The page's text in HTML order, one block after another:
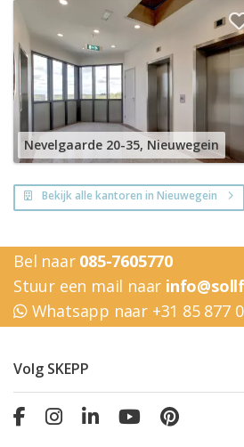
Nevelgaarde 20-35, Nieuwegein
Bekijk alle kantoren in Nieuwegein
Bel naar 085-7605770
Stuur een mail naar
Whatsapp naar +31 85 877
Volg SKEPP